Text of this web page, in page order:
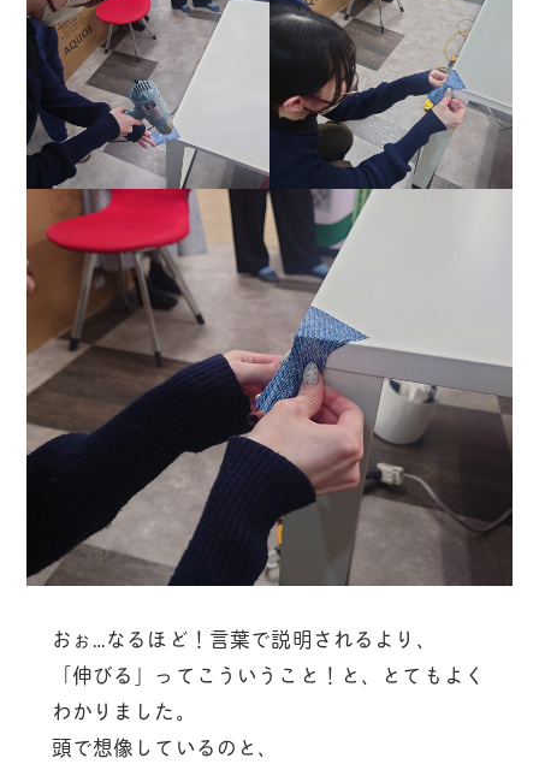
おぉ…なるほど！言葉で説明されるより、
「伸びる」ってこういうこと！と、とてもよく
わかりました。
頭で想像しているのと、